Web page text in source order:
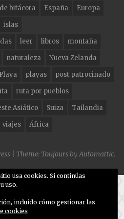
bitácora España
Europa
islas
leer libros
montaña
naturaleza
Nueva Zelanda
Playa playas
post patrocinado
ruta por pueblos
Asiático Suiza
Tailandia
viajes África
Theme: Toujours byAutomattic.
usa cookies. Si continúas
uso.
incluido cómo gestionar las
cookies